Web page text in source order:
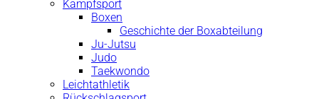
Kampfsport
Boxen
Geschichte der Boxabteilung
Ju-Jutsu
Judo
Taekwondo
Leichtathletik